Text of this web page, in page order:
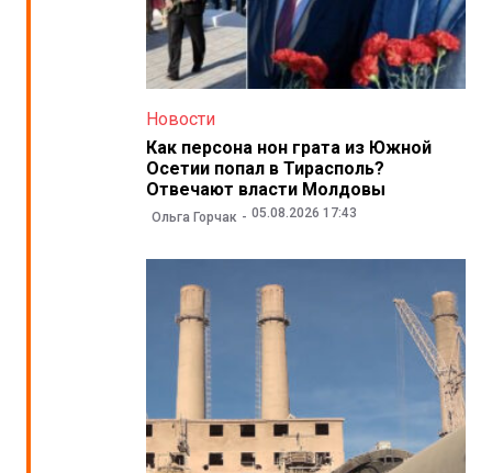
Новости
Как персона нон грата из Южной
Осетии попал в Тирасполь?
Отвечают власти Молдовы
Ольга Горчак 05.08.2026 17:43